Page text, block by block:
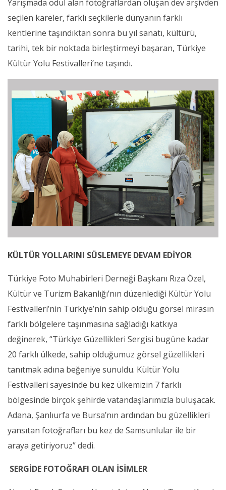
Yarışmada ödül alan fotoğraflardan oluşan dev arşivden
seçilen kareler, farklı seçkilerle dünyanın farklı
kentlerine taşındıktan sonra bu yıl sanatı, kültürü,
tarihi, tek bir noktada birleştirmeyi başaran, Türkiye
Kültür Yolu Festivalleri’ne taşındı.
KÜLTÜR YOLLARINI SÜSLEMEYE DEVAM EDİYOR
Türkiye Foto Muhabirleri Derneği Başkanı Rıza Özel,
Kültür ve Turizm Bakanlığı’nın düzenlediği Kültür Yolu
Festivalleri’nin Türkiye’nin sahip olduğu görsel mirasın
farklı bölgelere taşınmasına sağladığı katkıya
değinerek, “Türkiye Güzellikleri Sergisi bugüne kadar
20 farklı ülkede, sahip olduğumuz görsel güzellikleri
tanıtmak adına beğeniye sunuldu. Kültür Yolu
Festivalleri sayesinde bu kez ülkemizin 7 farklı
bölgesinde birçok şehirde vatandaşlarımızla buluşacak.
Adana, Şanlıurfa ve Bursa’nın ardından bu güzellikleri
yansıtan fotoğrafları bu kez de Samsunlular ile bir
araya getiriyoruz” dedi.
SERGİDE FOTOĞRAFI OLAN İSİMLER